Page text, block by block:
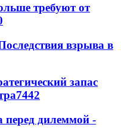
требуют от
взрыва в
запас
7442
перед дилеммой -